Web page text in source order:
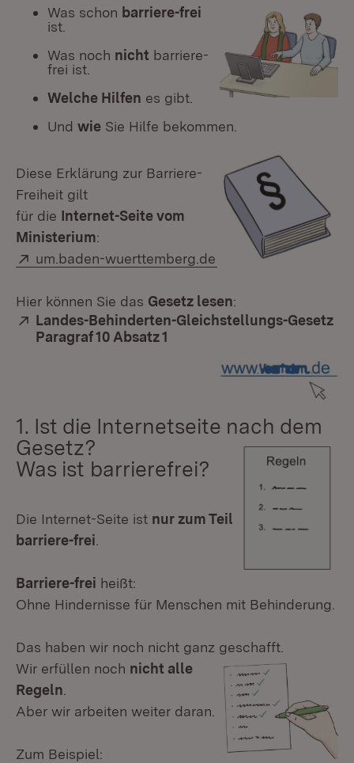
Was schon barriere-frei
ist.
Was noch nicht barriere-
frei ist.
Welche Hilfen es gibt.
Und wie Sie Hilfe bekommen.
Diese Erklärung zur Barriere-
Freiheit gilt
für die Internet-Seite vom
Ministerium:
Extern:
um.baden-wuerttemberg.de
Hier können Sie das Gesetz lesen:
Extern:
Landes-Behinderten-Gleichstellungs-Gesetz
Paragraf 10 Absatz 1
1. Ist die Internetseite nach dem
Gesetz?
Was ist barrierefrei?
Die Internet-Seite ist nur zum Teil
barriere-frei
Barriere-frei heißt:
Ohne Hindernisse für Menschen mit Behinderung.
Das haben wir noch nicht ganz geschafft.
Wir erfüllen noch nicht alle
Regeln
Aber wir arbeiten weiter daran.
Zum Beispiel: